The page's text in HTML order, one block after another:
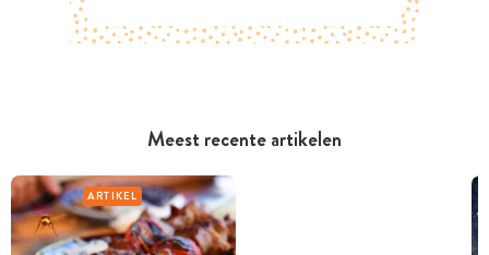
Meest recente artikelen
ARTIKEL